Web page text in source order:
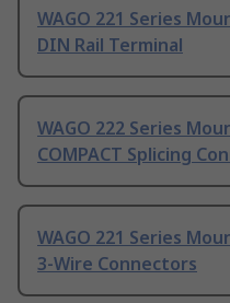
WAGO 221 Series
DIN Rail Terminal
WAGO 222 Series
COMPACT Splicing
WAGO 221 Series
3-Wire Connectors